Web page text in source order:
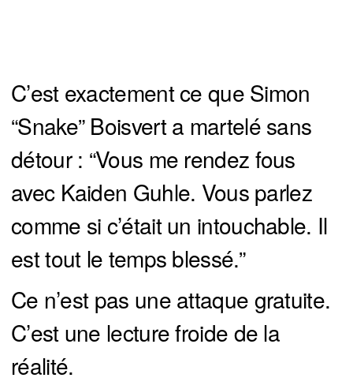
C’est exactement ce que Simon
“Snake” Boisvert a martelé sans
détour : “Vous me rendez fous
avec Kaiden Guhle. Vous parlez
comme si c’était un intouchable. Il
est tout le temps blessé.”
Ce n’est pas une attaque gratuite.
C’est une lecture froide de la
réalité.